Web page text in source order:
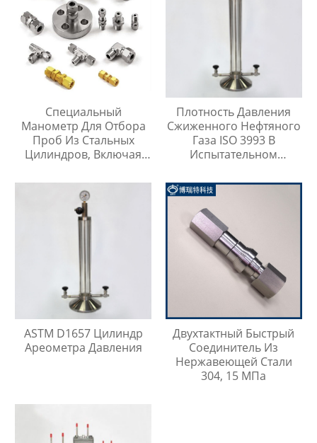
Специальный
Манометр Для Отбора
Проб Из Стальных
Цилиндров, Включая
Нержавеющей Стали
Плотность Давления
Сжиженного Нефтяного
Газа ISO 3993 В
Испытательном
Углеводородов
ASTM D1657 Цилиндр
Ареометра Давления
Двухтактный Быстрый
Соединитель Из
Нержавеющей Стали
304, 15 МПа